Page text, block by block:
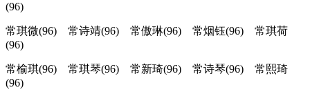
(96)
常琪微(96) 常诗靖(96) 常傲琳(96) 常烟钰(96) 常琪荷
(96)
常榆琪(96) 常琪琴(96) 常新琦(96) 常诗琴(96) 常熙琦
(96)